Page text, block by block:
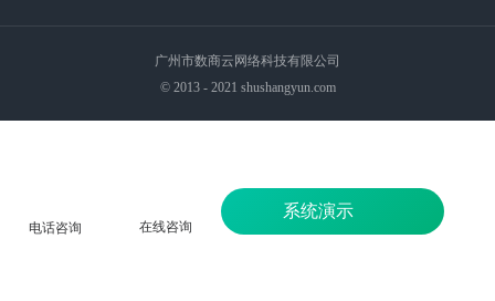
广州市数商云网络科技有限公司
© 2013 - 2021 shushangyun.com
电话咨询 在线咨询
系统演示